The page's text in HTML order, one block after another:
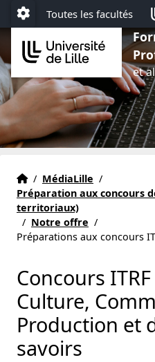
Aller au menu
Aller au contenu
Aller au pied de page
Paramétrage
Toutes les facultés
et
Accueil
Accueil
/ MédiaLille /
Préparation aux concours
territoriaux)
/ Notre offre /
Préparations aux concours
Concours ITRF
Culture,
Production et
savoirs